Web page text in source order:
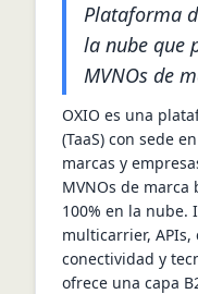
Plataforma
la nube que
MVNOs de
OXIO es una
(TaaS) con sede
marcas y
MVNOs de
100% en la nube.
multicarrier,
conectividad y
ofrece una capa